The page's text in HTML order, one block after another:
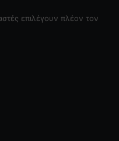
επιλέγουν πλέον τον